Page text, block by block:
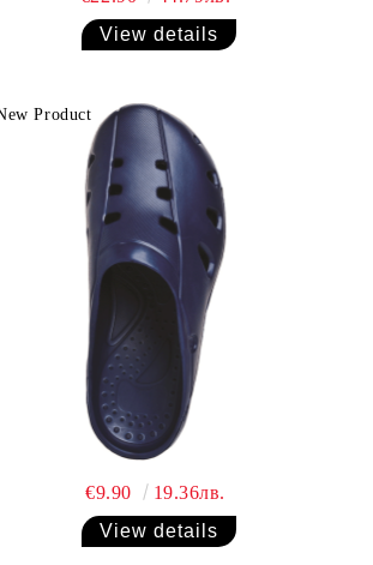
View details
€9.90
19.36лв.
View details